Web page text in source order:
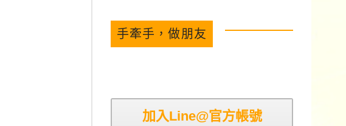
手牽手，做朋友
加入Line@官方帳號